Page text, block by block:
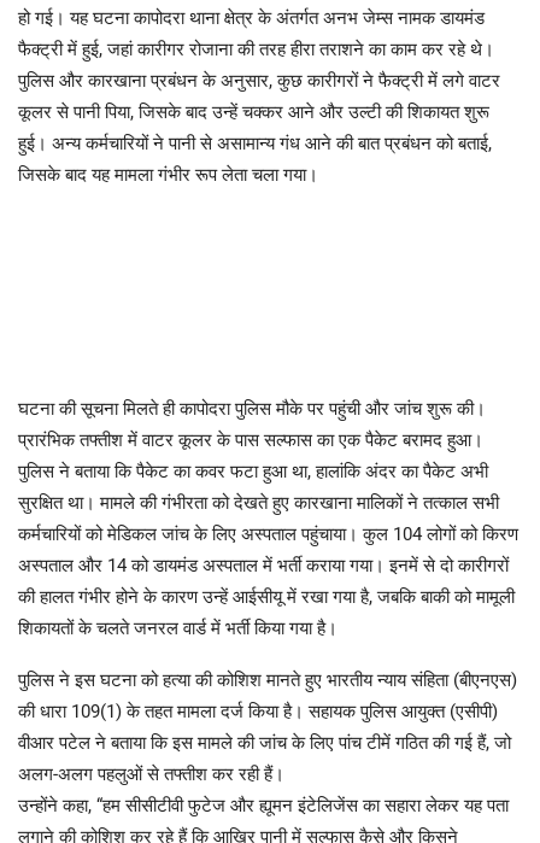
हो गई। यह घटना कापोदरा थाना क्षेत्र के अंतर्गत अनभ जेम्स नामक डायमंड
फैक्ट्री में हुई, जहां कारीगर रोजाना की तरह हीरा तराशने का काम कर रहे थे।
पुलिस और कारखाना प्रबंधन के अनुसार, कुछ कारीगरों ने फैक्ट्री में लगे वाटर
कूलर से पानी पिया, जिसके बाद उन्हें चक्कर आने और उल्टी की शिकायत शुरू
हुई। अन्य कर्मचारियों ने पानी से असामान्य गंध आने की बात प्रबंधन को बताई,
जिसके बाद यह मामला गंभीर रूप लेता चला गया।
घटना की सूचना मिलते ही कापोदरा पुलिस मौके पर पहुंची और जांच शुरू की।
प्रारंभिक तफ्तीश में वाटर कूलर के पास सल्फास का एक पैकेट बरामद हुआ।
पुलिस ने बताया कि पैकेट का कवर फटा हुआ था, हालांकि अंदर का पैकेट अभी
सुरक्षित था। मामले की गंभीरता को देखते हुए कारखाना मालिकों ने तत्काल सभी
कर्मचारियों को मेडिकल जांच के लिए अस्पताल पहुंचाया। कुल 104 लोगों को किरण
अस्पताल और 14 को डायमंड अस्पताल में भर्ती कराया गया। इनमें से दो कारीगरों
की हालत गंभीर होने के कारण उन्हें आईसीयू में रखा गया है, जबकि बाकी को मामूली
शिकायतों के चलते जनरल वार्ड में भर्ती किया गया है।
पुलिस ने इस घटना को हत्या की कोशिश मानते हुए भारतीय न्याय संहिता (बीएनएस)
की धारा 109(1) के तहत मामला दर्ज किया है। सहायक पुलिस आयुक्त (एसीपी)
वीआर पटेल ने बताया कि इस मामले की जांच के लिए पांच टीमें गठित की गई हैं, जो
अलग-अलग पहलुओं से तफ्तीश कर रही हैं।
उन्होंने कहा, “हम सीसीटीवी फुटेज और ह्यूमन इंटेलिजेंस का सहारा लेकर यह पता
लगाने की कोशिश कर रहे हैं कि आखिर पानी में सल्फास कैसे और किसने